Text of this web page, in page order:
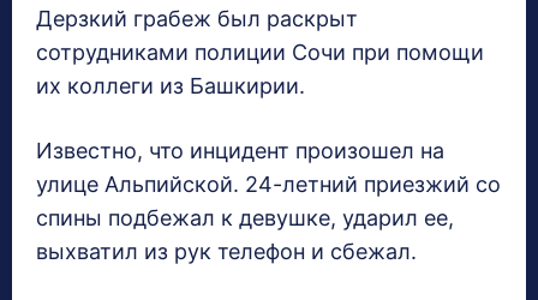
Дерзкий грабеж был раскрыт
сотрудниками полиции Сочи при помощи
их коллеги из Башкирии.
Известно, что инцидент произошел на
улице Альпийской. 24-летний приезжий со
спины подбежал к девушке, ударил ее,
выхватил из рук телефон и сбежал.